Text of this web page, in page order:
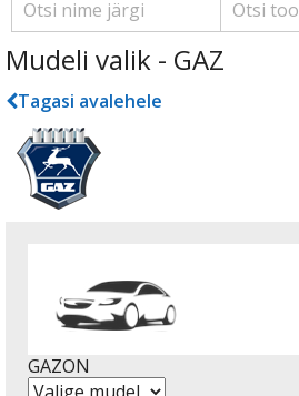
Mudeli valik - GAZ
Tagasi avalehele
GAZON